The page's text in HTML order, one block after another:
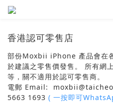
香港認可零售店
部份Moxbii iPhone 產品會在
於建議之零售價發售。 ​所有網
等，關不適用於認可零售商。
電郵 Email:
5663 1693 ( 一按即可